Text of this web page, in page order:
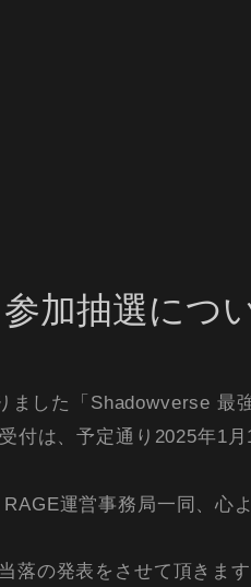
加抽選につ
ました「Shadowverse 最
付は、予定通り2025年1
運営事務局一同、心
落の発表をさせて頂きます